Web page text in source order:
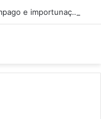
Homem é preso por sequestro relâmpago e importunação sexual em São Luís